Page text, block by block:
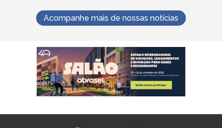
Acompanhe mais de nossas notícias